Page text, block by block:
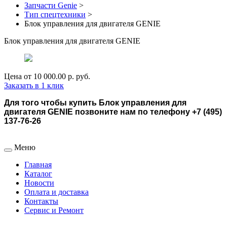
Запчасти Genie >
Тип спецтехники >
Блок управления для двигателя GENIE
Блок управления для двигателя GENIE
Цена от 10 000.00 р. руб.
Заказать в 1 клик
Для того чтобы купить Блок управления для
двигателя GENIE позвоните нам по телефону +7 (495)
137-76-26
Меню
Главная
Каталог
Новости
Оплата и доставка
Контакты
Сервис и Ремонт